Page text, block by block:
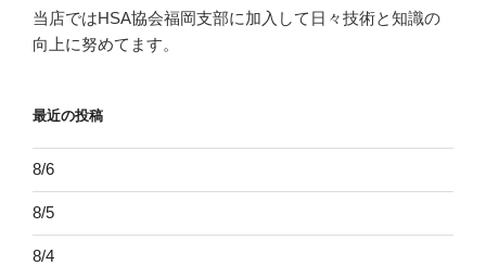
当店ではHSA協会福岡支部に加入して日々技術と知識の
向上に努めてます。
最近の投稿
8/6
8/5
8/4